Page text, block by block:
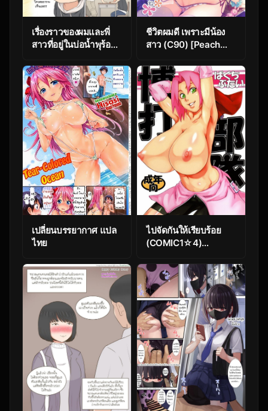
เรื่องราวของผมและพี่
สาวที่อยู่ในบ่อน้ำพุร้อน
(Nora Higuma)]
Konyoku Onsen de
Toshiue no Onee-san
ni Ippai Shasei
Sasete Morau
Hanashi | Story of
how I came a lot with
an older oneesan at
the mixed hot spring
bath
ชีวิตผมดี เพราะมีน้อง
สาว (C90) [Peach
chan Osewa wa
Watashi ni Makasete
ne
เปลี่ยนบรรยากาศ แปล
ไทย
ไปจัดกันให้เรียบร้อย
(COMIC1☆4)
dan Shinga
(Kanenomori
Sentarou, Sahara
Wataru)] Bakuchi
Butai (Naruto)